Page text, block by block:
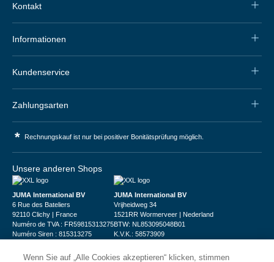
Kontakt
Informationen
Kundenservice
Zahlungsarten
* Rechnungskauf ist nur bei positiver Bonitätsprüfung möglich.
Unsere anderen Shops
JUMA International BV
6 Rue des Bateliers
92110 Clichy | France
Numéro de TVA : FR59815313275
Numéro Siren : 815313275
JUMA International BV
Vrijheidweg 34
1521RR Wormerveer | Nederland
BTW: NL853095048B01
K.V.K.: 58573909
Wenn Sie auf „Alle Cookies akzeptieren“ klicken, stimmen